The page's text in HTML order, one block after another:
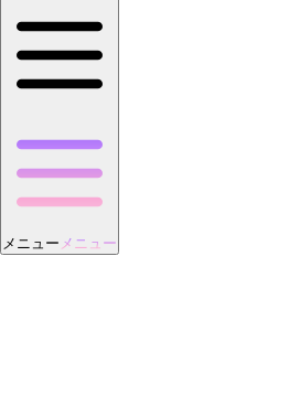
メニュー メニュー